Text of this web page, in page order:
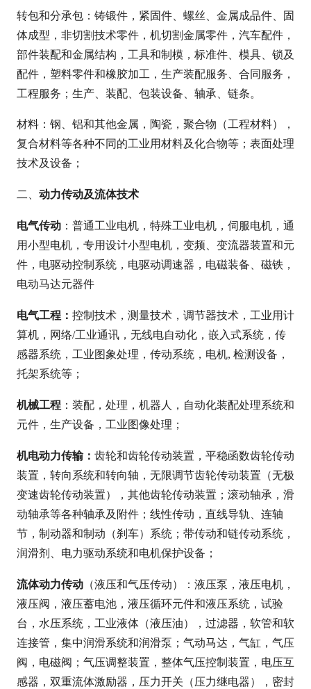
转包和分承包：铸锻件，紧固件、螺丝、金属成品件、固
体成型，非切割技术零件，机切割金属零件，汽车配件，
部件装配和金属结构，工具和制模，标准件、模具、锁及
配件，塑料零件和橡胶加工，生产装配服务、合同服务，
工程服务；生产、装配、包装设备、轴承、链条。
材料：钢、铝和其他金属，陶瓷，聚合物（工程材料），
复合材料等各种不同的工业用材料及化合物等；表面处理
技术及设备；
二、 动力传动及流体技术
电气传动 ：普通工业电机，特殊工业电机，伺服电机，通
用小型电机，专用设计小型电机，变频、变流器装置和元
件，电驱动控制系统，电驱动调速器，电磁装备、磁铁，
电动马达元器件
电气工程： 控制技术，测量技术，调节器技术，工业用计
算机，网络/工业通讯，无线电自动化，嵌入式系统，传
感器系统，工业图象处理，传动系统，电机, 检测设备，
托架系统等；
机械工程 ：装配，处理，机器人，自动化装配处理系统和
元件，生产设备，工业图像处理；
机电动力传输： 齿轮和齿轮传动装置，平稳函数齿轮传动
装置，转向系统和转向轴，无限调节齿轮传动装置（无极
变速齿轮传动装置），其他齿轮传动装置；滚动轴承，滑
动轴承等各种轴承及附件；线性传动，直线导轨、连轴
节，制动器和制动（刹车）系统；带传动和链传动系统，
润滑剂、电力驱动系统和电机保护设备；
流体动力传动 （液压和气压传动）：液压泵，液压电机，
液压阀，液压蓄电池，液压循环元件和液压系统，试验
台，水压系统，工业液体（液压油），过滤器，软管和软
连接管，集中润滑系统和润滑泵；气动马达，气缸，气压
阀，电磁阀；气压调整装置，整体气压控制装置，电压互
感器，双重流体激励器，压力开关（压力继电器），密封